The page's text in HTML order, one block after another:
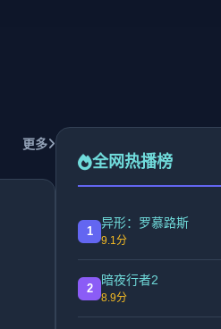
更多
全网热播榜
1
异形：罗慕路斯
9.1分
2
暗夜行者2
8.9分